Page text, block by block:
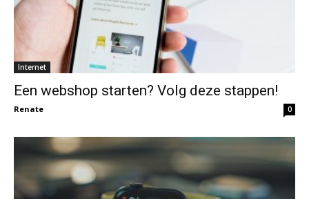
Internet
Een webshop starten? Volg deze stappen!
Renate 0